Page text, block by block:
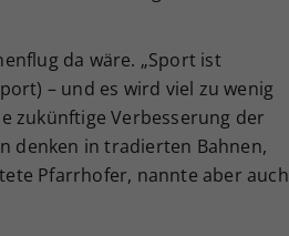
da wäre. „Sport ist
– und es wird viel zu wenig
zukünftige Verbesserung der
denken in tradierten Bahnen,
Pfarrhofer, nannte aber auch